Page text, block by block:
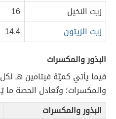
زيت النخيل
16
زيت الزيتون
14.4
البذور والمكسرات
فيما يأتي كميّة فيتامين هـ
والمكسرات؛ وتُعادل الحصة ما يُقارب 28.35
البذور والمكسرات